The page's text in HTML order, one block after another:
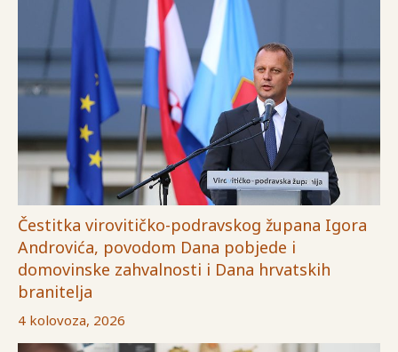
Čestitka virovitičko-podravskog župana Igora
Androvića, povodom Dana pobjede i
domovinske zahvalnosti i Dana hrvatskih
branitelja
4 kolovoza, 2026